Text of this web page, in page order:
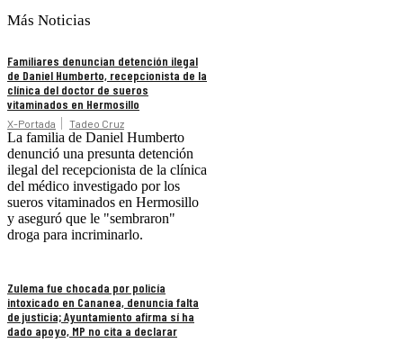
Más Noticias
Familiares denuncian detención ilegal
de Daniel Humberto, recepcionista de la
clínica del doctor de sueros
vitaminados en Hermosillo
X-Portada Tadeo Cruz
La familia de Daniel Humberto
denunció una presunta detención
ilegal del recepcionista de la clínica
del médico investigado por los
sueros vitaminados en Hermosillo
y aseguró que le "sembraron"
droga para incriminarlo.
Zulema fue chocada por policía
intoxicado en Cananea, denuncia falta
de justicia; Ayuntamiento afirma sí ha
dado apoyo, MP no cita a declarar